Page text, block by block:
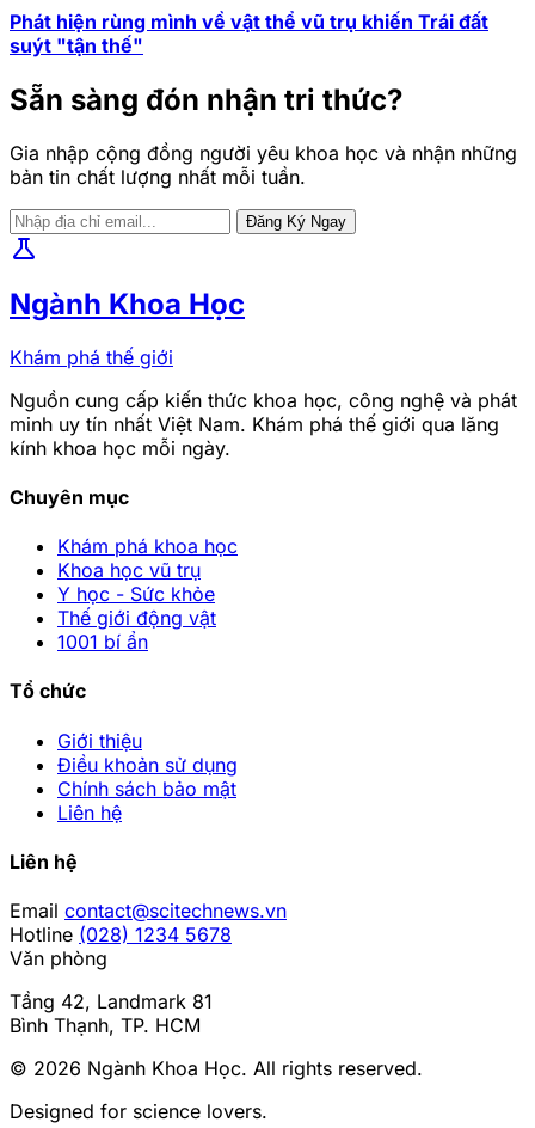
Phát hiện rùng mình về vật thể vũ trụ khiến Trái đất
suýt "tận thế"
Sẵn sàng đón nhận tri thức?
Gia nhập cộng đồng người yêu khoa học và nhận những
bản tin chất lượng nhất mỗi tuần.
Đăng Ký Ngay
science
Ngành Khoa Học
Khám phá thế giới
Nguồn cung cấp kiến thức khoa học, công nghệ và phát
minh uy tín nhất Việt Nam. Khám phá thế giới qua lăng
kính khoa học mỗi ngày.
Chuyên mục
Khám phá khoa học
Khoa học vũ trụ
Y học - Sức khỏe
Thế giới động vật
1001 bí ẩn
Tổ chức
Giới thiệu
Điều khoản sử dụng
Chính sách bảo mật
Liên hệ
Liên hệ
Email contact@scitechnews.vn
Hotline (028) 1234 5678
Văn phòng
Tầng 42, Landmark 81
Bình Thạnh, TP. HCM
© 2026 Ngành Khoa Học. All rights reserved.
Designed for science lovers.